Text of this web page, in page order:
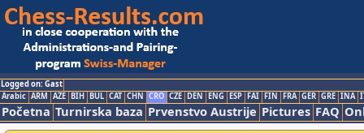
Logged on: Gast
Arabic ARM AZE BIH BUL CAT CHN CRO CZE DEN ENG ESP FAI FIN FRA GER GRE INA
Početna Turnirska baza Prvenstvo Austrije Pictures FAQ